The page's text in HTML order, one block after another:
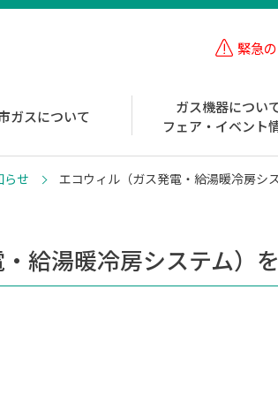
緊急
ガスについて
ガス機器につい
フェア・イベント
らせ エコウィル（ガス発電・給湯暖冷房シ
給湯暖冷房システム）